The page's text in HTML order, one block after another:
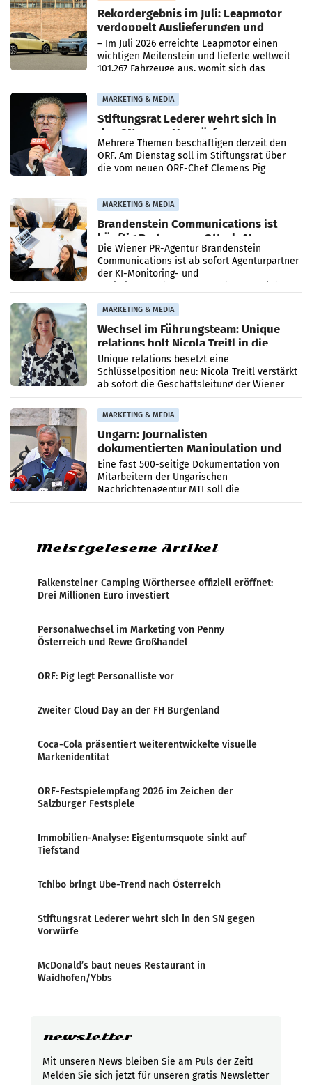
Rekordergebnis im Juli: Leapmotor
verdoppelt Auslieferungen und
überschreitet die 100.000er-Marke
– Im Juli 2026 erreichte Leapmotor einen
wichtigen Meilenstein und lieferte weltweit
101.267 Fahrzeuge aus, womit sich das
Ergebnis gegenüber Juli 2025 mehr als
verdoppelte (+102
MARKETING & MEDIA
Stiftungsrat Lederer wehrt sich in
den SN gegen Vorwürfe
Mehrere Themen beschäftigen derzeit den
ORF. Am Dienstag soll im Stiftungsrat über
die vom neuen ORF-Chef Clemens Pig
MARKETING & MEDIA
Brandenstein Communications ist
künftig Partner von OtterlyAI
Die Wiener PR-Agentur Brandenstein
Communications ist ab sofort Agenturpartner
der KI-Monitoring- und
MARKETING & MEDIA
Wechsel im Führungsteam: Unique
relations holt Nicola Treitl in die
Geschäftsleitung
Unique relations besetzt eine
Schlüsselposition neu: Nicola Treitl verstärkt
ab sofort die Geschäftsleitung der Wiener
PR-Agentur an der Seite von Josef Kalina und
Anna Kalina-Mahr.
MARKETING & MEDIA
Ungarn: Journalisten
dokumentierten Manipulation und
Zensur
Eine fast 500-seitige Dokumentation von
Mitarbeitern der Ungarischen
Nachrichtenagentur MTI soll die
systematische Nachrichten-Manipulation und
Meistgelesene Artikel
Falkensteiner Camping Wörthersee offiziell eröffnet:
Drei Millionen Euro investiert
Personalwechsel im Marketing von Penny
Österreich und Rewe Großhandel
ORF: Pig legt Personalliste vor
Zweiter Cloud Day an der FH Burgenland
Coca-Cola präsentiert weiterentwickelte visuelle
Markenidentität
ORF-Festspielempfang 2026 im Zeichen der
Salzburger Festspiele
Immobilien-Analyse: Eigentumsquote sinkt auf
Tiefstand
Tchibo bringt Ube-Trend nach Österreich
Stiftungsrat Lederer wehrt sich in den SN gegen
Vorwürfe
McDonald’s baut neues Restaurant in
Waidhofen/Ybbs
newsletter
Mit unseren News bleiben Sie am Puls der Zeit!
Melden Sie sich jetzt für unseren gratis Newsletter